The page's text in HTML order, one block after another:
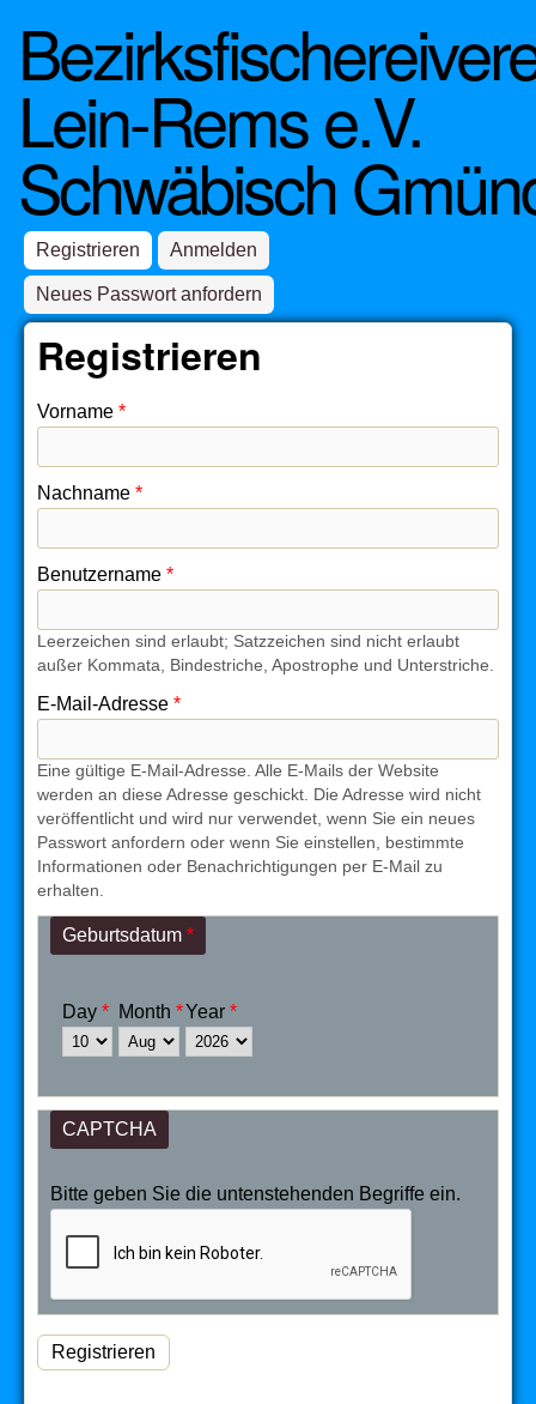
Lein-Rems e.V.
Schwäbisch
Registrieren (aktiver Reiter)
Anmelden
Neues Passwort anfordern
Registrieren
Vorname *
Nachname *
Benutzername *
Leerzeichen sind erlaubt; Satzzeichen sind nicht erlaubt
außer Kommata, Bindestriche, Apostrophe und Unterstriche.
E-Mail-Adresse *
Eine gültige E-Mail-Adresse. Alle E-Mails der Website
werden an diese Adresse geschickt. Die Adresse wird nicht
veröffentlicht und wird nur verwendet, wenn Sie ein neues
Passwort anfordern oder wenn Sie einstellen, bestimmte
Informationen oder Benachrichtigungen per E-Mail zu
erhalten.
Geburtsdatum *
Day * Month *Year *
CAPTCHA
Bitte geben Sie die untenstehenden Begriffe ein.